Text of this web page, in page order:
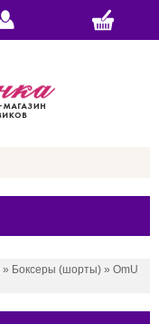
» Боксеры (шорты) » OmU